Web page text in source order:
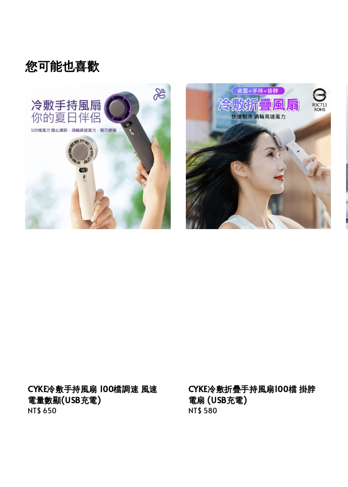
您可能也喜歡
CYKE冷敷手持風扇 100檔調速 風速
電量數顯(USB充電)
Regular
NT$ 650
CYKE冷敷折疊手持風扇100檔 掛脖
電扇 (USB充電)
Regular
NT$ 580